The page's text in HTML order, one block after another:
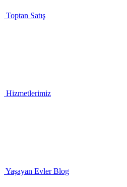
Toptan Satış
Hizmetlerimiz
Yaşayan Evler Blog